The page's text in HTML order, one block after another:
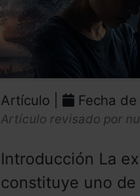
Artículo | Fecha
Artículo revisado por
Introducción La
constituye uno